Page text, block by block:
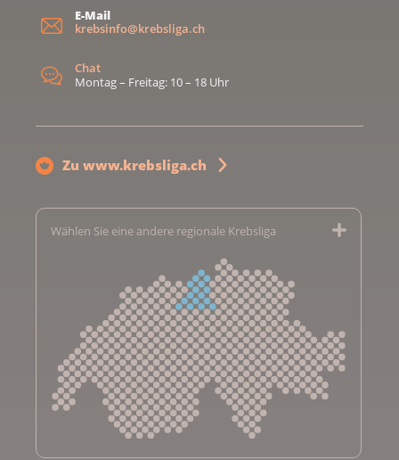
E-Mail
krebsinfo@krebsliga.ch
Chat
Montag – Freitag: 10 – 18 Uhr
Zu www.krebsliga.ch
Wählen Sie eine andere regionale Krebsliga